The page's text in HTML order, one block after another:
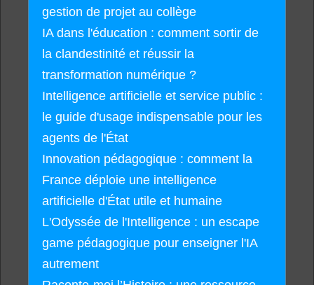
gestion de projet au collège
IA dans l'éducation : comment sortir de
la clandestinité et réussir la
transformation numérique ?
Intelligence artificielle et service public :
le guide d'usage indispensable pour les
agents de l'État
Innovation pédagogique : comment la
France déploie une intelligence
artificielle d'État utile et humaine
L'Odyssée de l'Intelligence : un escape
game pédagogique pour enseigner l'IA
autrement